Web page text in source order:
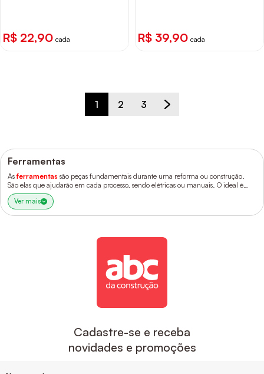
R$ 22,90 cada R$ 39,90 cada
1 2 3
Ferramentas
Asferramentas são peças fundamentais durante uma reforma ou construção.
São elas que ajudarão em cada processo, sendo elétricas ou manuais. O ideal é
montar uma caixa com todas elas para tê-las à disposição até mesmo no dia a dia.
Ver mais
Cadastre-se e receba
novidades e promoções